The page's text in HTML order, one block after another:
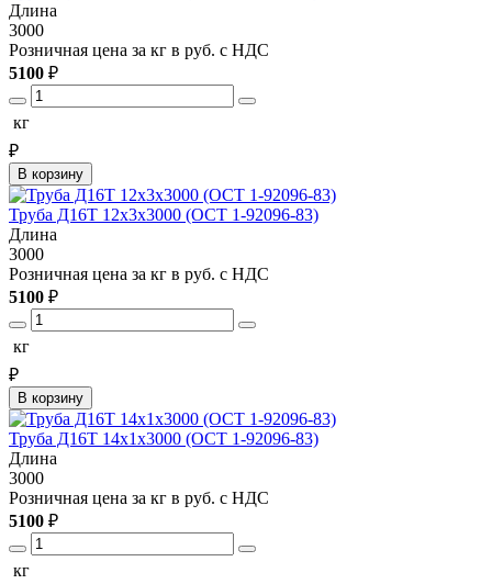
Длина
3000
Розничная цена за кг в руб. с НДС
5100 ₽
кг
₽
В корзину
Труба Д16Т 12х3х3000 (ОСТ 1-92096-83)
Длина
3000
Розничная цена за кг в руб. с НДС
5100 ₽
кг
₽
В корзину
Труба Д16Т 14х1х3000 (ОСТ 1-92096-83)
Длина
3000
Розничная цена за кг в руб. с НДС
5100 ₽
кг